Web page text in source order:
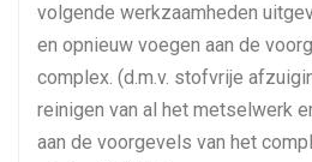
volgende werkzaamheden
en opnieuw voegen aan de
complex. (d.m.v. stofvrije
reinigen van al het metselwerk
aan de voorgevels van het